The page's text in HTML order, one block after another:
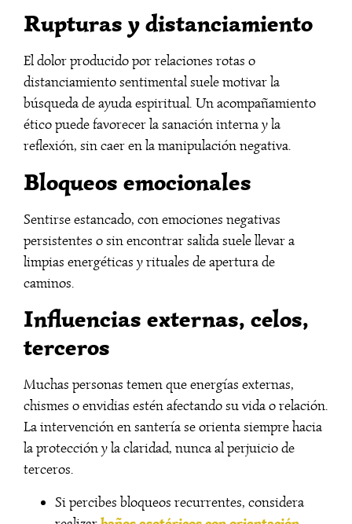
Rupturas y distanciamiento
El dolor producido por relaciones rotas o
distanciamiento sentimental suele motivar la
búsqueda de ayuda espiritual. Un acompañamiento
ético puede favorecer la sanación interna y la
reflexión, sin caer en la manipulación negativa.
Bloqueos emocionales
Sentirse estancado, con emociones negativas
persistentes o sin encontrar salida suele llevar a
limpias energéticas y rituales de apertura de
caminos.
Influencias externas, celos,
terceros
Muchas personas temen que energías externas,
chismes o envidias estén afectando su vida o relación.
La intervención en santería se orienta siempre hacia
la protección y la claridad, nunca al perjuicio de
terceros.
Si percibes bloqueos recurrentes, considera